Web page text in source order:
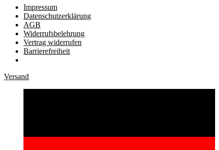
Impressum
Datenschutzerklärung
AGB
Widerrufsbelehrung
Vertrag widerrufen
Barrierefreiheit
Versand